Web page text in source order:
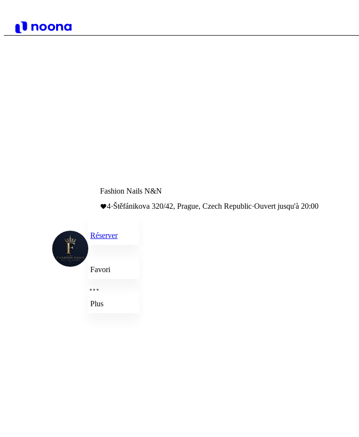
Fashion Nails N&N
4·Štěfánikova 320/42, Prague, Czech Republic·Ouvert jusqu'à 20:00
Réserver
Favori
Plus